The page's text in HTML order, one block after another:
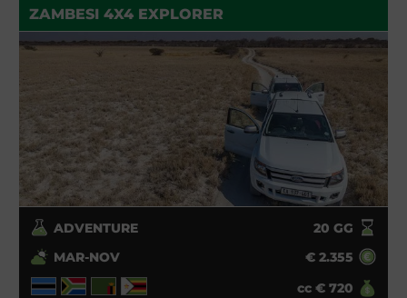
ZAMBESI 4X4 EXPLORER
ADVENTURE 20 GG
MAR-NOV
€ 2.355
cc € 720